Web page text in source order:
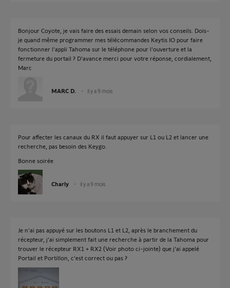
Bonjour Coyote, je vais faire des essais demain selon vos conseils. Dois-
je quand même programmer mes télécommandes Keytis IO pour faire
fonctionner l'appli Tahoma sur le téléphone pour l'ouverture et la
fermeture du portail ? D'avance merci pour votre réponse, cordialement,
Marc
MARC D. il y a 9 mois
Pour affecter les canaux du RX il faut appuyer sur L1 ou L2 et lancer une
recherche, pas besoin des Keygo.
Bonne soirée
Charly il y a 9 mois
Je n'ai pas appuyé sur les boutons L1 et L2, après le branchement du
récepteur, j'ai simplement fait une recherche à partir de la Tahoma pour
trouver le récepteur RX1 + RX2 (Voir photo ci-jointe) que j'ai appelé
Portail et Portillon, c'est correct ou pas ?